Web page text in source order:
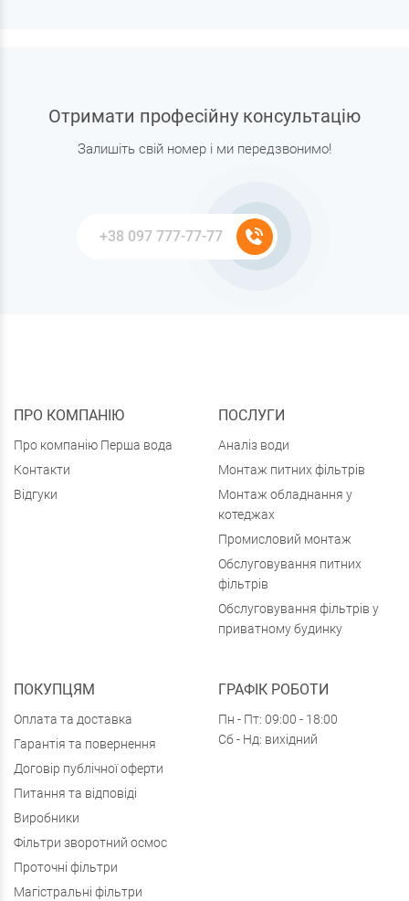
Отримати професійну консультацію
Залишіть свій номер і ми передзвонимо!
ПРО КОМПАНІЮ
Про компанію Перша вода
Контакти
Відгуки
ПОСЛУГИ
Аналіз води
Монтаж питних фільтрів
Монтаж обладнання у
котеджах
Промисловий монтаж
Обслуговування питних
фільтрів
Обслуговування фільтрів у
приватному будинку
ПОКУПЦЯМ
Оплата та доставка
Гарантія та повернення
Договір публічної оферти
Питання та відповіді
Виробники
Фільтри зворотний осмос
Проточні фільтри
Магістральні фільтри
ГРАФІК РОБОТИ
Пн - Пт: 09:00 - 18:00
Сб - Нд: вихідний